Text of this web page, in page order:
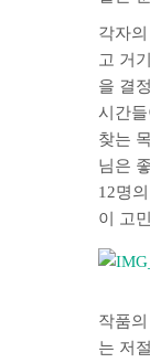
각자
고 거
을 결
시간
찾는
님은
12명
이 고
작품
는 저